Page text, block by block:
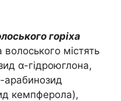
горіха
волоського містять
α-гідроюглона,
арабинозид
кемпферола),